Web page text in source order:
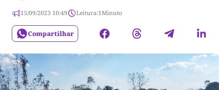
15/09/2023 10:49 Leitura:1Minuto
Compartilhar